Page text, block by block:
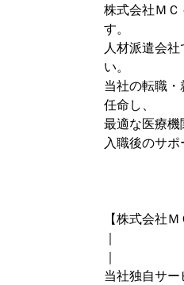
株式会社ＭＣ
す。
人材派遣会
い。
当社の転職
任命し、
最適な医療機
入職後のサ
【株式会社
｜
｜
当社独自サー